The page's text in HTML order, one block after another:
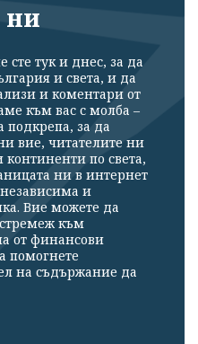
ни
сте тук и днес, за да
и света, и да
и коментари от
към вас с молба –
за да
вие, читателите ни
по света,
ни в интернет
и
Вие можете да
към
от финансови
помогнете
на съдържание да